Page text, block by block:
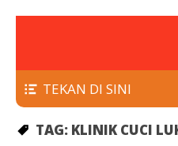
TEKAN DI SINI
TAG: KLINIK CUCI